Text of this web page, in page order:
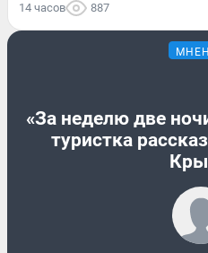
14 часов 887
«За неделю две
туристка